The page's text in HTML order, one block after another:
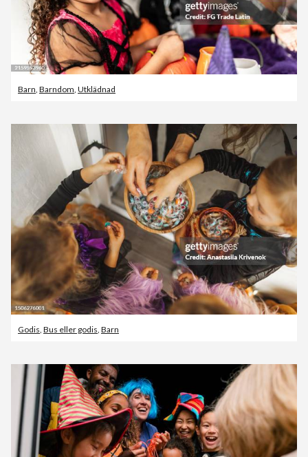
Barn Barndom Utklädnad
Godis Bus eller godis Barn